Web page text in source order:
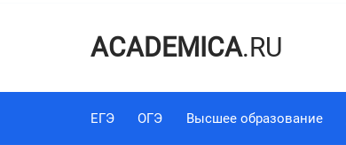
ACADEMICA.RU
ЕГЭ ОГЭ Высшее образование